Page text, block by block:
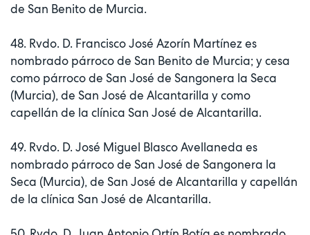
de San Benito de Murcia.
48. Rvdo. D. Francisco José Azorín Martínez es
nombrado párroco de San Benito de Murcia; y cesa
como párroco de San José de Sangonera la Seca
(Murcia), de San José de Alcantarilla y como
capellán de la clínica San José de Alcantarilla.
49. Rvdo. D. José Miguel Blasco Avellaneda es
nombrado párroco de San José de Sangonera la
Seca (Murcia), de San José de Alcantarilla y capellán
de la clínica San José de Alcantarilla.